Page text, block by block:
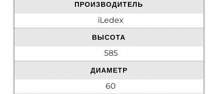
ПРОИЗВОДИТЕЛЬ
iLedex
ВЫСОТА
585
ДИАМЕТР
60